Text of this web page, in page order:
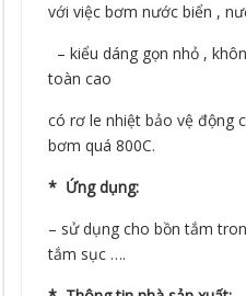
với việc bơm nước biển ,
– kiểu dáng gọn nhỏ ,
toàn cao
có rơ le nhiệt bảo vệ động
bơm quá 800C.
* Ứng dụng:
– sử dụng cho bồn tắm
tắm sục ….